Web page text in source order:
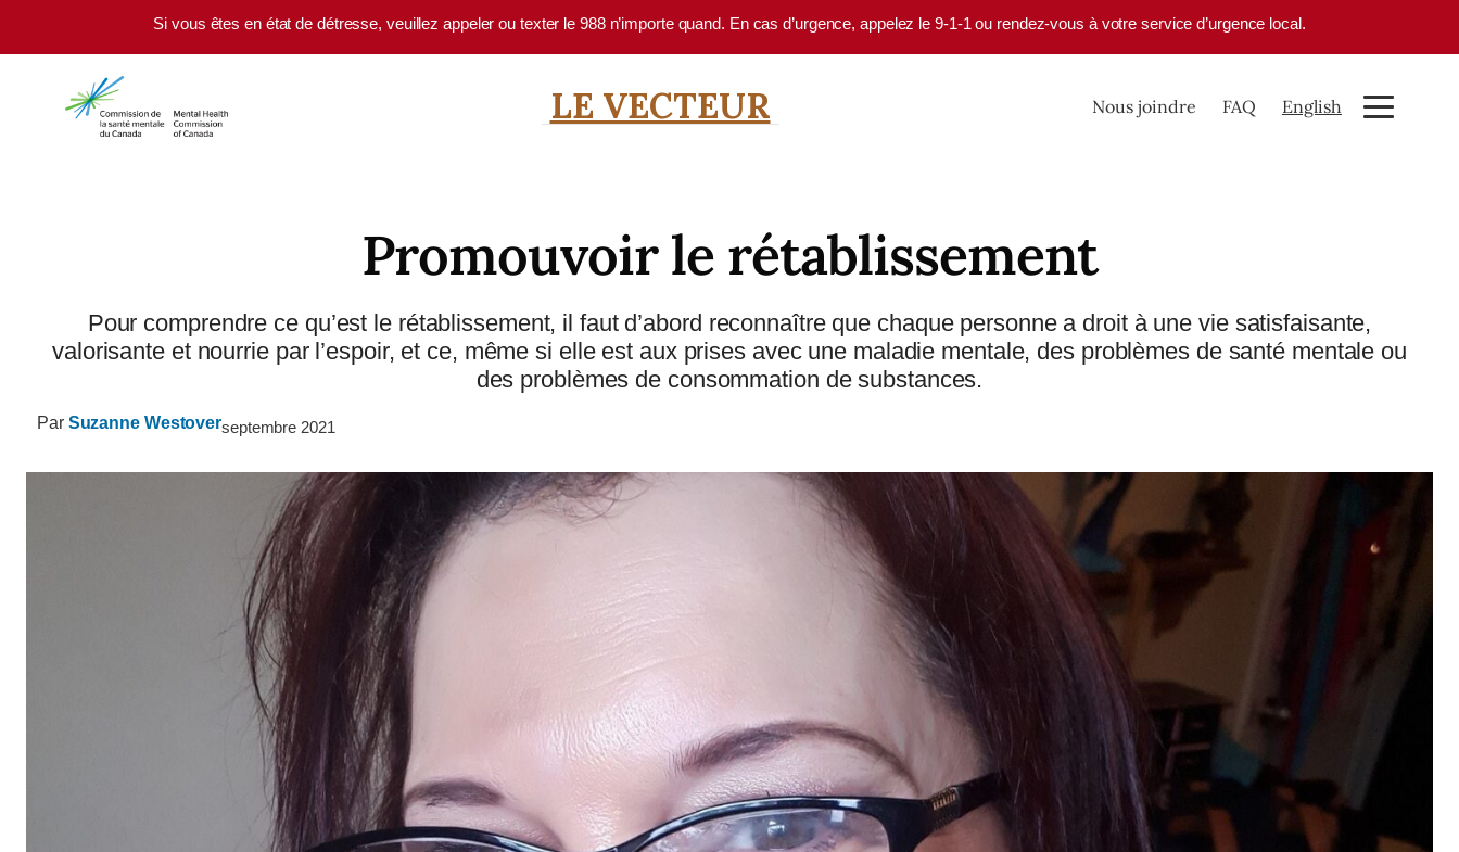
Skip to main contentSi vous êtes en état de détresse, veuillez appeler ou texter le 988 n’importe quand. En cas d’urgence, appelez le 9-1-1 ou rendez-vous à votre service d’urgence local.
LE VECTEUR Nous joindre FAQ English
Promouvoir le rétablissement
Pour comprendre ce qu’est le rétablissement, il faut d’abord reconnaître que chaque personne a droit à une vie satisfaisante,
valorisante et nourrie par l’espoir, et ce, même si elle est aux prises avec une maladie mentale, des problèmes de santé mentale ou
des problèmes de consommation de substances.
Par Suzanne Westoverseptembre 2021